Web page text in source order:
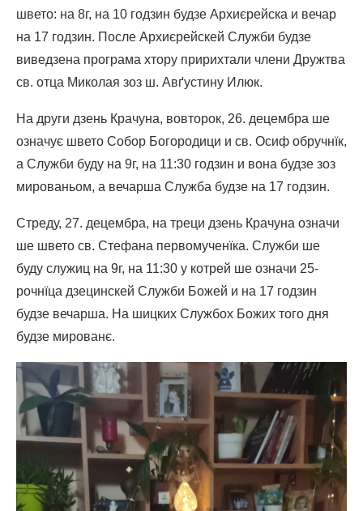
швето: на 8г, на 10 годзин будзе Архиєрейска и вечар
на 17 годзин. После Архиєрейскей Служби будзе
виведзена програма хтору пририхтали члени Дружтва
св. отца Миколая зоз ш. Авґустину Илюк.
На други дзень Крачуна, вовторок, 26. децембра ше
означує швето Собор Богородици и св. Осиф обручнїк,
а Служби буду на 9г, на 11:30 годзин и вона будзе зоз
мированьом, а вечарша Служба будзе на 17 годзин.
Стреду, 27. децембра, на треци дзень Крачуна означи
ше швето св. Стефана первомученїка. Служби ше
буду служиц на 9г, на 11:30 у котрей ше означи 25-
рочнїца дзецинскей Служби Божей и на 17 годзин
будзе вечарша. На шицких Службох Божих того дня
будзе мированє.